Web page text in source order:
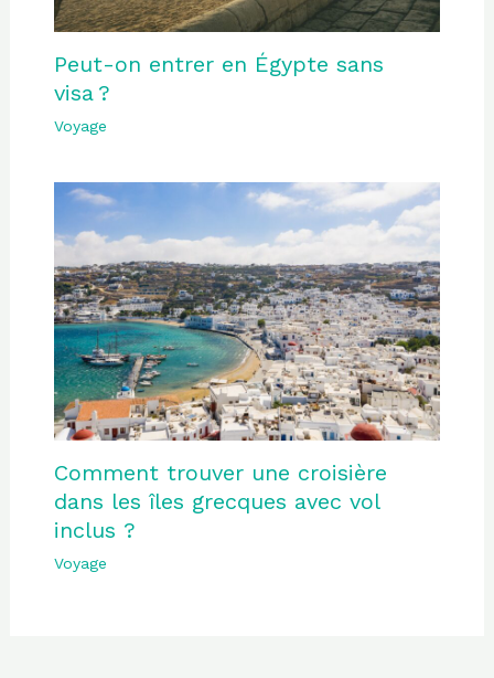
Peut-on entrer en Égypte sans
visa ?
Voyage
Comment trouver une croisière
dans les îles grecques avec vol
inclus ?
Voyage